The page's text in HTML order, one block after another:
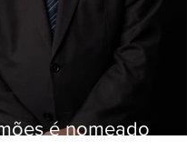
é nomeado